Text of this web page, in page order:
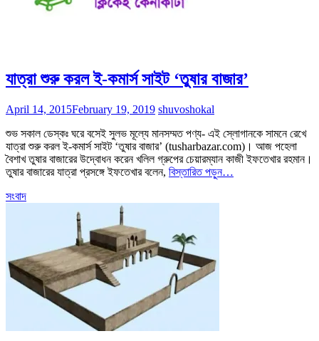
যাত্রা শুরু করল ই-কমার্স সাইট ‘তুষার বাজার’
April 14, 2015February 19, 2019 shuvoshokal
শুভ সকাল ডেস্কঃ ঘরে বসেই সুলভ মূল্যে মানসম্মত পণ্য- এই স্লোগানকে সামনে রেখে
যাত্রা শুরু করল ই-কমার্স সাইট ‘তুষার বাজার’ (tusharbazar.com)। আজ পহেলা
বৈশাখ তুষার বাজারের উদ্বোধন করেন খলিল গ্রুপের চেয়ারম্যান কাজী ইফতেখার রহমান।
তুষার বাজারের যাত্রা প্রসঙ্গে ইফতেখার বলেন, বিস্তারিত পড়ুন…
সংবাদ